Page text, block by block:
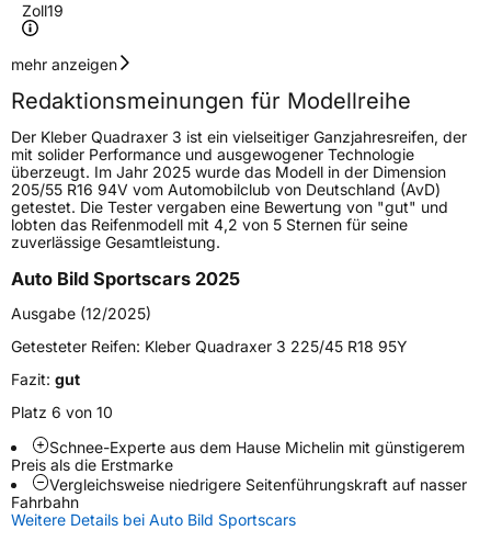
Zoll19
Geschwindigkeitsindex
Höchstgeschwindigkeit
300 km/h
Lastindex102
Höchstlast850 kg
Gewicht (in kg)11,1 kg
Generelle Merkmale
FahrzeugtypPKW
VerwendungGanzjahresreifen
Modellname
FahrzeugartPKW & SUV
Weitere Eigenschaften
SchlauchtypTL
mehr anzeigen
Redaktionsmeinungen für Modellreihe
Der Kleber Quadraxer 3 ist ein vielseitiger Ganzjahresreifen, der
mit solider Performance und ausgewogener Technologie
überzeugt. Im Jahr 2025 wurde das Modell in der Dimension
205/55 R16 94V vom Automobilclub von Deutschland (AvD)
getestet. Die Tester vergaben eine Bewertung von "gut" und
lobten das Reifenmodell mit 4,2 von 5 Sternen für seine
zuverlässige Gesamtleistung.
Auto Bild Sportscars 2025
Ausgabe (12/2025)
Getesteter Reifen: Kleber Quadraxer 3 225/45 R18 95Y
Fazit: gut
Platz 6 von 10
Schnee-Experte aus dem Hause Michelin mit günstigerem
Preis als die Erstmarke
Vergleichsweise niedrigere Seitenführungskraft auf nasser
Fahrbahn
Weitere Details bei Auto Bild Sportscars